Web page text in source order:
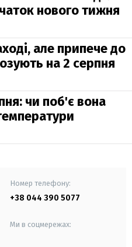
нового тижня
але припече до
на 2 серпня
чи поб'є вона
Номер телефону:
+38 044 390 5077
Ми в соцмережах: